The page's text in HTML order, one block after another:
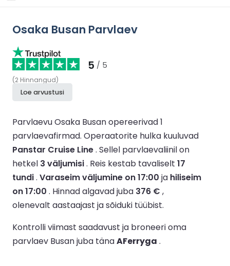
Osaka Busan Parvlaev
5 / 5
(2 Hinnangud)
Loe arvustusi
Parvlaevu Osaka Busan opereerivad 1
parvlaevafirmad. Operaatorite hulka kuuluvad
Panstar Cruise Line. Sellel parvlaevaliinil on
hetkel 3 väljumisi. Reis kestab tavaliselt 17
tundi. Varaseim väljumine on 17:00 ja hiliseim
on 17:00 . Hinnad algavad juba 376 € ,
olenevalt aastaajast ja sõiduki tüübist.
Kontrolli viimast saadavust ja broneeri oma
parvlaev Busan juba tänaAFerryga .